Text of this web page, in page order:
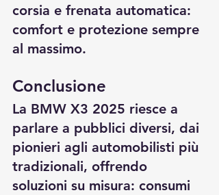
corsia e frenata automatica:
comfort e protezione sempre
al massimo.
Conclusione
La BMW X3 2025 riesce a
parlare a pubblici diversi, dai
pionieri agli automobilisti più
tradizionali, offrendo
soluzioni su misura: consumi